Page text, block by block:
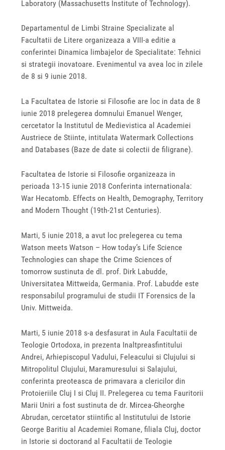
Laboratory (Massachusetts Institute of Technology).
Departamentul de Limbi Straine Specializate al
Facultatii de Litere organizeaza a VIII-a editie a
conferintei Dinamica limbajelor de Specialitate: Tehnici
si strategii inovatoare. Evenimentul va avea loc in zilele
de 8 si 9 iunie 2018.
La Facultatea de Istorie si Filosofie are loc in data de 8
iunie 2018 prelegerea domnului Emanuel Wenger,
cercetator la Institutul de Medievistica al Academiei
Austriece de Stiinte, intitulata Watermark Collections
and Databases (Baze de date si colectii de filigrane).
Facultatea de Istorie si Filosofie organizeaza in
perioada 13-15 iunie 2018 Conferinta internationala:
War Hecatomb. Effects on Health, Demography, Territory
and Modern Thought (19th-21st Centuries).
Marti, 5 iunie 2018, a avut loc prelegerea cu tema
Watson meets Watson – How today’s Life Science
Technologies can shape the Crime Sciences of
tomorrow sustinuta de dl. prof. Dirk Labudde,
Universitatea Mittweida, Germania. Prof. Labudde este
responsabilul programului de studii IT Forensics de la
Univ. Mittweida.
Marti, 5 iunie 2018 s-a desfasurat in Aula Facultatii de
Teologie Ortodoxa, in prezenta Inaltpreasfintitului
Andrei, Arhiepiscopul Vadului, Feleacului si Clujului si
Mitropolitul Clujului, Maramuresului si Salajului,
conferinta preoteasca de primavara a clericilor din
Protoieriile Cluj I si Cluj II. Prelegerea cu tema Fauritorii
Marii Uniri a fost sustinuta de dr. Mircea-Gheorghe
Abrudan, cercetator stiintific al Institutului de Istorie
George Baritiu al Academiei Romane, filiala Cluj, doctor
in Istorie si doctorand al Facultatii de Teologie